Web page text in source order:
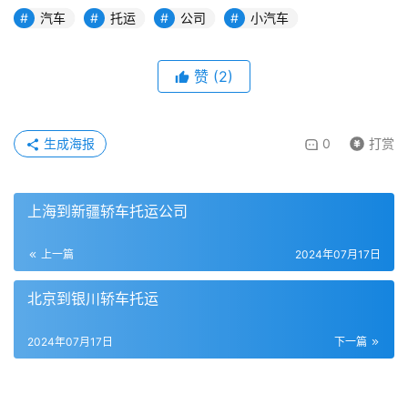
汽车 托运 公司 小汽车
赞 (2)
0 打赏
生成海报
上海到新疆轿车托运公司
上一篇 2024年07月17日
北京到银川轿车托运
下一篇
2024年07月17日